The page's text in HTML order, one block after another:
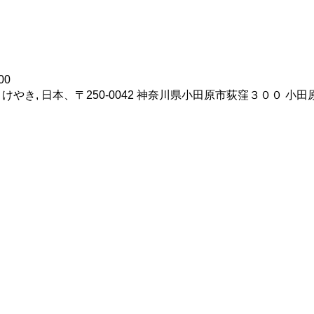
やき, 日本、〒250-0042 神奈川県小田原市荻窪３００ 小田